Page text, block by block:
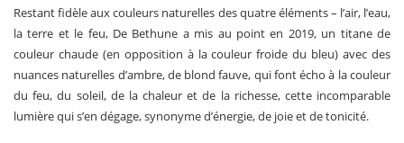
Restant fidèle aux couleurs naturelles des quatre éléments – l’air, l’eau,
la terre et le feu, De Bethune a mis au point en 2019, un titane de
couleur chaude (en opposition à la couleur froide du bleu) avec des
nuances naturelles d’ambre, de blond fauve, qui font écho à la couleur
du feu, du soleil, de la chaleur et de la richesse, cette incomparable
lumière qui s’en dégage, synonyme d’énergie, de joie et de tonicité.